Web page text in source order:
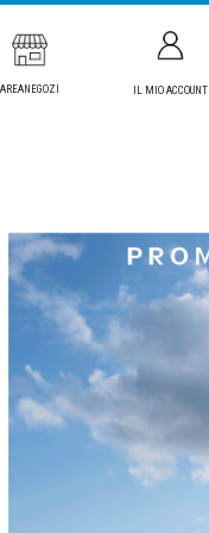
AREANEGOZI IL MIO ACCOUNT